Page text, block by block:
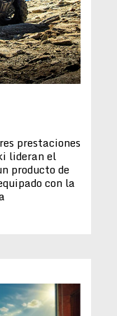
prestaciones
lideran el
producto de
con la